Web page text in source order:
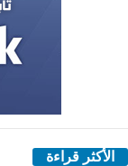
الأكثر قراءة